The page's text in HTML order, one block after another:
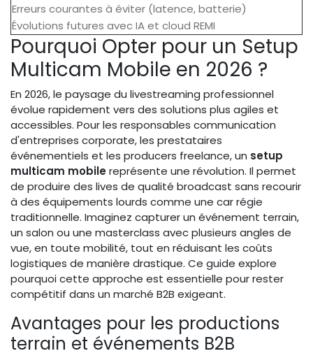
Erreurs courantes à éviter (latence, batterie)
Évolutions futures avec IA et cloud REMI
Pourquoi Opter pour un Setup
Multicam Mobile en 2026 ?
En 2026, le paysage du livestreaming professionnel
évolue rapidement vers des solutions plus agiles et
accessibles. Pour les responsables communication
d'entreprises corporate, les prestataires
événementiels et les producers freelance, un setup
multicam mobilereprésente une révolution. Il permet
de produire des lives de qualité broadcast sans recourir
à des équipements lourds comme une car régie
traditionnelle. Imaginez capturer un événement terrain,
un salon ou une masterclass avec plusieurs angles de
vue, en toute mobilité, tout en réduisant les coûts
logistiques de manière drastique. Ce guide explore
pourquoi cette approche est essentielle pour rester
compétitif dans un marché B2B exigeant.
Avantages pour les productions
terrain et événements B2B